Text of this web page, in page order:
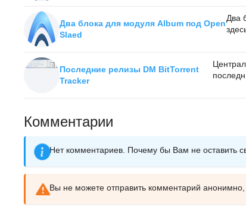
Два блока для модуля Album под Open
Slaed
Два
Последние релизы DM BitTorrent
Tracker
Комментарии
Нет комментариев. Почему бы Вам не оставить
Вы не можете отправить комментарий анонимно,